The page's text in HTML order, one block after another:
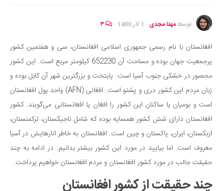
موفقیت و مهارت‌های فردی
تغذیه سالم
بهداشت
بیماری و درمان
کودک و مادر
ورزش و تندرستی
روانشناسی
مراکز پزشکی و دارویی
توسطمهتا مجدی · 1 آذر 1400 ·
افغانستان با نام رسمی جمهوری اسلامی افغانستان، سی و هفتمین کشور
پرجمعیت جهان بوده و مساحت آن 652230 کیلومتر مربع است. این کشور
محصور در خشکی جنوب آسیا است. پایتخت و بزرگترین شهر آن کابل بوده و
زبان مردم این کشور دری و پشتو است. افغانی (AFN) واحد پول افغانستان
است و بومیان یا ساکنان این کشور را افغان یا افغانستانی می‌گویند. کشور
افغانستان دارای شش کشور همسایه بوده که شامل تاجیکستان، ترکمنستان،
ازبکستان، ایران، پاکستان و چین است. افغانستان به خاطر انارهایش در آسیا
معروف است. اما بیایید در مورد این کشور بیشتر بدانیم. در ادامه به چند
حقیقت جالب در مورد کشور افغانستان و مردم افغانستان خواهیم پرداخت.
چند حقیقت از کشور افغانستان